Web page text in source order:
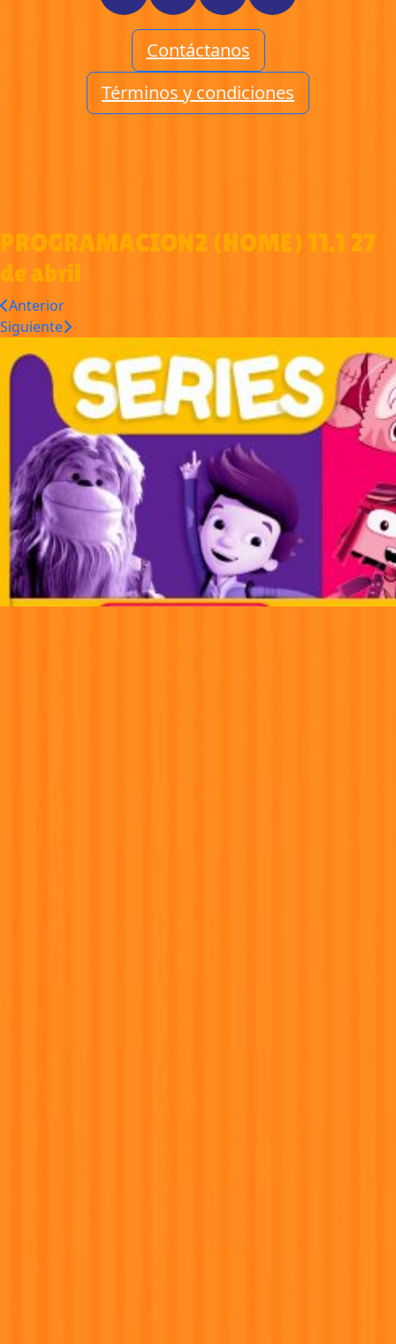
Contáctanos
Términos y condiciones
PROGRAMACION2 (HOME) 11.1 27
de abril
Anterior
Siguiente